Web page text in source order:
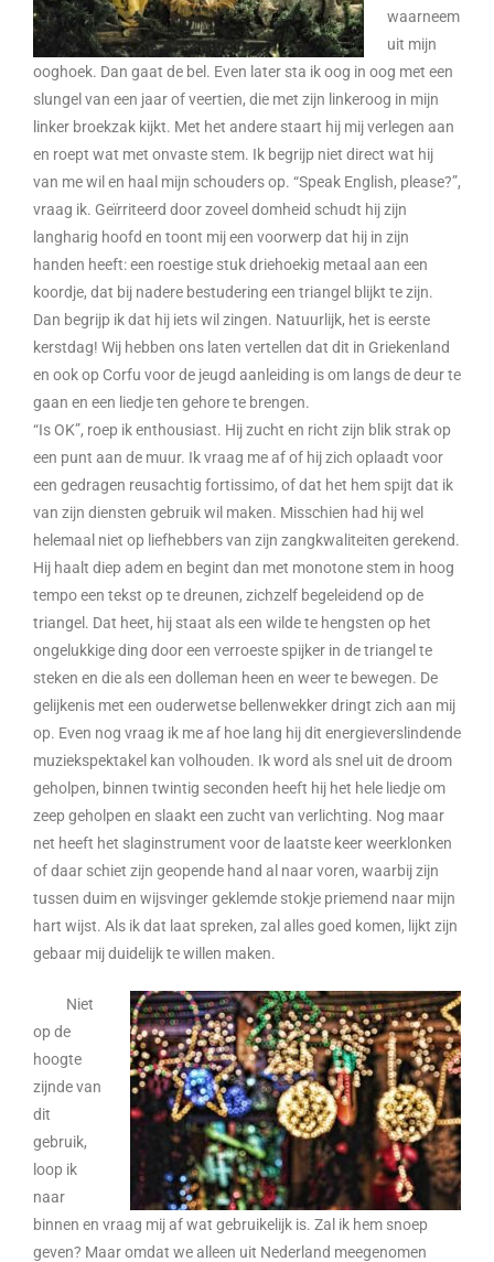
waarneem
uit mijn
ooghoek. Dan gaat de bel. Even later sta ik oog in oog met een
slungel van een jaar of veertien, die met zijn linkeroog in mijn
linker broekzak kijkt. Met het andere staart hij mij verlegen aan
en roept wat met onvaste stem. Ik begrijp niet direct wat hij
van me wil en haal mijn schouders op. “Speak English, please?”,
vraag ik. Geïrriteerd door zoveel domheid schudt hij zijn
langharig hoofd en toont mij een voorwerp dat hij in zijn
handen heeft: een roestige stuk driehoekig metaal aan een
koordje, dat bij nadere bestudering een triangel blijkt te zijn.
Dan begrijp ik dat hij iets wil zingen. Natuurlijk, het is eerste
kerstdag! Wij hebben ons laten vertellen dat dit in Griekenland
en ook op Corfu voor de jeugd aanleiding is om langs de deur te
gaan en een liedje ten gehore te brengen.
“Is OK”, roep ik enthousiast. Hij zucht en richt zijn blik strak op
een punt aan de muur. Ik vraag me af of hij zich oplaadt voor
een gedragen reusachtig fortissimo, of dat het hem spijt dat ik
van zijn diensten gebruik wil maken. Misschien had hij wel
helemaal niet op liefhebbers van zijn zangkwaliteiten gerekend.
Hij haalt diep adem en begint dan met monotone stem in hoog
tempo een tekst op te dreunen, zichzelf begeleidend op de
triangel. Dat heet, hij staat als een wilde te hengsten op het
ongelukkige ding door een verroeste spijker in de triangel te
steken en die als een dolleman heen en weer te bewegen. De
gelijkenis met een ouderwetse bellenwekker dringt zich aan mij
op. Even nog vraag ik me af hoe lang hij dit energieverslindende
muziekspektakel kan volhouden. Ik word als snel uit de droom
geholpen, binnen twintig seconden heeft hij het hele liedje om
zeep geholpen en slaakt een zucht van verlichting. Nog maar
net heeft het slaginstrument voor de laatste keer weerklonken
of daar schiet zijn geopende hand al naar voren, waarbij zijn
tussen duim en wijsvinger geklemde stokje priemend naar mijn
hart wijst. Als ik dat laat spreken, zal alles goed komen, lijkt zijn
gebaar mij duidelijk te willen maken.
Niet
op de
hoogte
zijnde van
dit
gebruik,
loop ik
naar
binnen en vraag mij af wat gebruikelijk is. Zal ik hem snoep
geven? Maar omdat we alleen uit Nederland meegenomen